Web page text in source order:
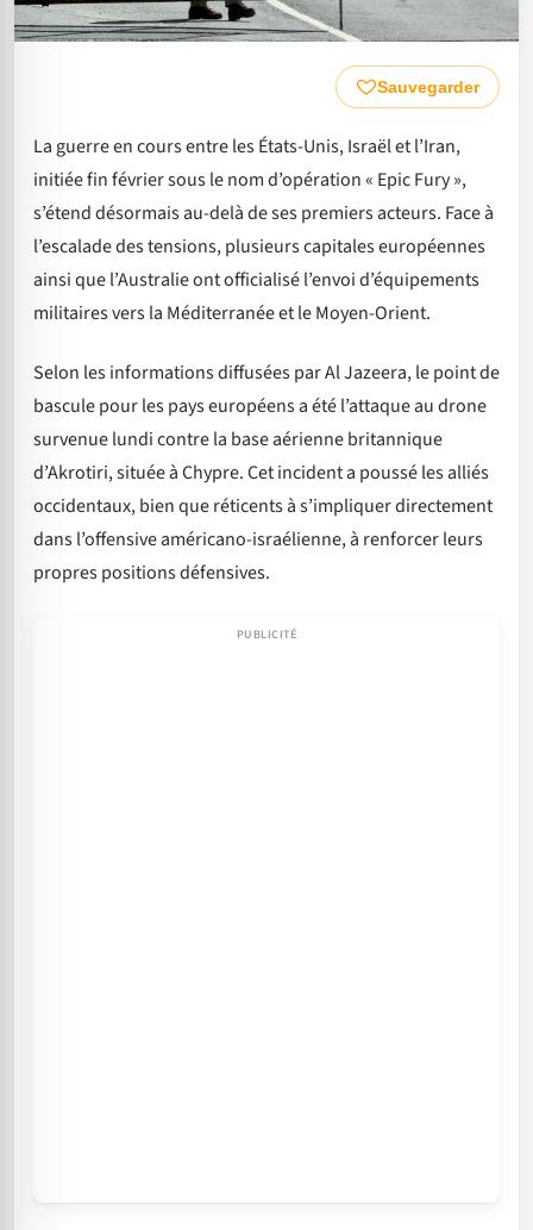
Sauvegarder
La guerre en cours entre les États-Unis, Israël et l’Iran,
initiée fin février sous le nom d’opération « Epic Fury »,
s’étend désormais au-delà de ses premiers acteurs. Face à
l’escalade des tensions, plusieurs capitales européennes
ainsi que l’Australie ont officialisé l’envoi d’équipements
militaires vers la Méditerranée et le Moyen-Orient.
Selon les informations diffusées par Al Jazeera, le point de
bascule pour les pays européens a été l’attaque au drone
survenue lundi contre la base aérienne britannique
d’Akrotiri, située à Chypre. Cet incident a poussé les alliés
occidentaux, bien que réticents à s’impliquer directement
dans l’offensive américano-israélienne, à renforcer leurs
propres positions défensives.